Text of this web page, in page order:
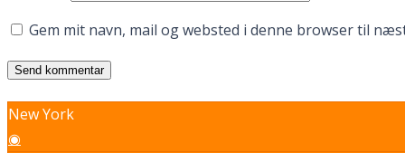
Gem mit navn, mail og websted i denne browser til
New York
◉